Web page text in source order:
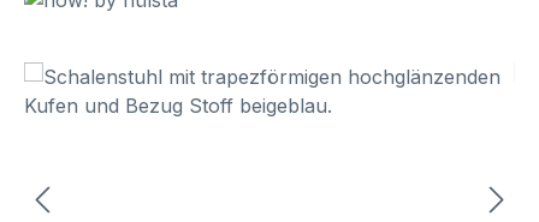
Bildergalerie überspringen